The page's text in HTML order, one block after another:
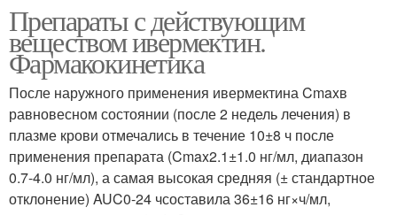
Препараты с действующим
веществом ивермектин.
Фармакокинетика
После наружного применения ивермектина Cmaxв
равновесном состоянии (после 2 недель лечения) в
плазме крови отмечались в течение 10±8 ч после
применения препарата (Cmax2.1±1.0 нг/мл, диапазон
0.7-4.0 нг/мл), а самая высокая средняя (± стандартное
отклонение) AUC0-24 чсоставила 36±16 нг×ч/мл,